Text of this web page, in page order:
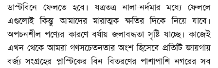
ডাস্টবিনে ফেলতে হবে। যত্রতত্র নালা-নর্দমার মধ্যে ফেললে
এগুলোই কিন্তু আমাদের মারাত্মক ক্ষতির দিকে নিয়ে যাবে।
অপচনশীল পণ্যের কারণে বর্ষায় জলাবদ্ধতা সৃষ্টি যাচ্ছে। কাজেই
এখন থেকে আমরা গণসচেতনতার অংশ হিসেবে প্রতিটি জায়গায়
বর্জ্য সংগ্রহের প্লাস্টিকের বিন বিতরণের পাশাপাশি নগরের সব